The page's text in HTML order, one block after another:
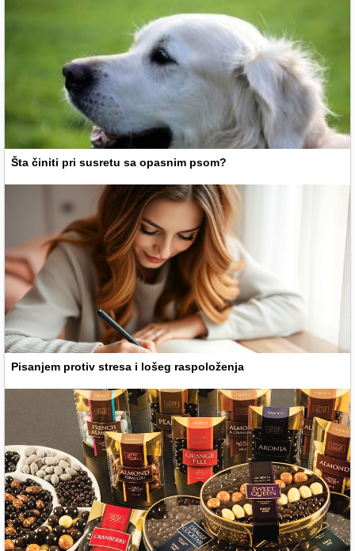
Šta činiti pri susretu sa opasnim psom?
Pisanjem protiv stresa i lošeg raspoloženja